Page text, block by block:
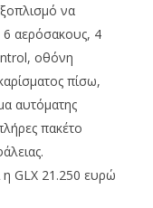
να
αερόσακους, 4
οθόνη
πίσω,
αυτόματης
πακέτο
η GLX 21.250 ευρώ